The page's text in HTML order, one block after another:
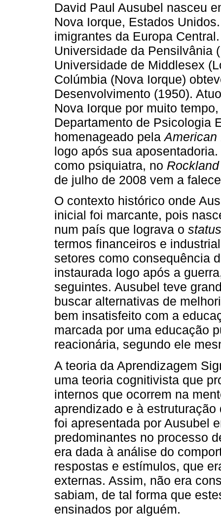
David Paul Ausubel nasceu
Nova Iorque, Estados
imigrantes da Europa
Universidade da Pensilvânia
Universidade de Middlesex
Colúmbia (Nova Iorque)
Desenvolvimento (1950).
Nova Iorque por muito
Departamento de Psicologia
homenageado pelaAmerican
logo após sua
como psiquiatra, no
de julho de 2008 vem a
O contexto histórico onde
inicial foi marcante, pois
num país que lograva o status
termos financeiros e
setores como consequência
instaurada logo após a
seguintes. Ausubel teve
buscar alternativas de
bem insatisfeito com a
marcada por uma educação
reacionária, segundo ele
A teoria da Aprendizagem
uma teoria cognitivista que
internos que ocorrem na
aprendizado e à
foi apresentada por Ausubel
predominantes no processo
era dada à análise do
respostas e estímulos, que
externas. Assim, não era
sabiam, de tal forma que
ensinados por alguém.